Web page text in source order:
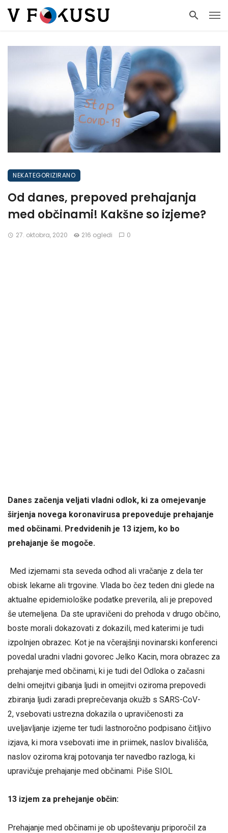
NEKATEGORIZIRANO
Od danes, prepoved prehajanja
med občinami! Kakšne so izjeme?
27. oktobra, 2020 216 ogledi 0
Danes začenja veljati vladni odlok, ki za omejevanje
širjenja novega koronavirusa prepoveduje prehajanje
med občinami. Predvidenih je 13 izjem, ko bo
prehajanje še mogoče.
Med izjemami sta seveda odhod ali vračanje z dela ter
obisk lekarne ali trgovine. Vlada bo čez teden dni glede na
aktualne epidemiološke podatke preverila, ali je prepoved
še utemeljena. Da ste upravičeni do prehoda v drugo občino,
boste morali dokazovati z dokazili, med katerimi je tudi
izpolnjen obrazec. Kot je na včerajšnji novinarski konferenci
povedal uradni vladni govorec Jelko Kacin, mora obrazec za
prehajanje med občinami, ki je tudi del Odloka o začasni
delni omejitvi gibanja ljudi in omejitvi oziroma prepovedi
zbiranja ljudi zaradi preprečevanja okužb s SARS-CoV-
2, vsebovati ustrezna dokazila o upravičenosti za
uveljavljanje izjeme ter tudi lastnoročno podpisano čitljivo
izjava, ki mora vsebovati ime in priimek, naslov bivališča,
naslov oziroma kraj potovanja ter navedbo razloga, ki
upravičuje prehajanje med občinami. Piše SIOL
13 izjem za prehejanje občin:
Prehajanje med občinami je ob upoštevanju priporočil za